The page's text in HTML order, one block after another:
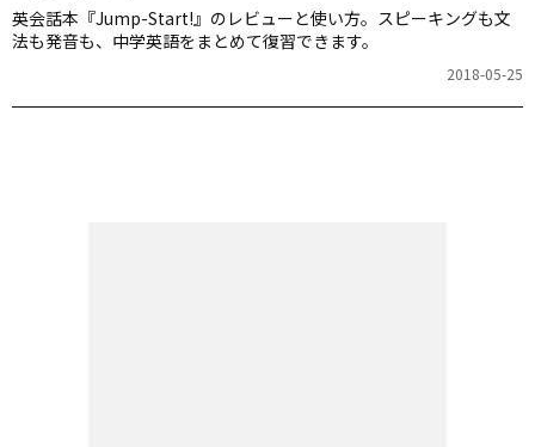
英会話本『Jump-Start!』のレビューと使い方。スピーキングも文
法も発音も、中学英語をまとめて復習できます。
2018-05-25